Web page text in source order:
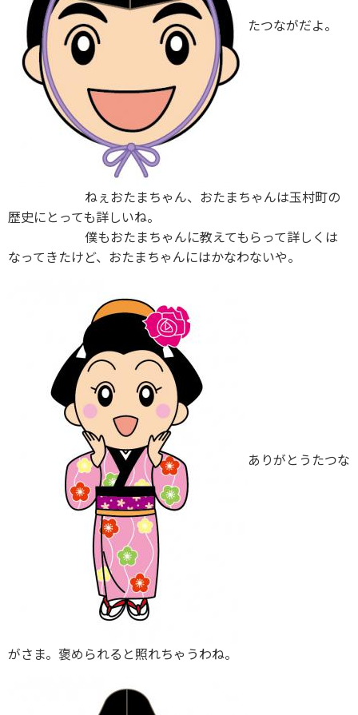
たつながだよ。
ねぇおたまちゃん、おたまちゃんは玉村町の
歴史にとっても詳しいね。
僕もおたまちゃんに教えてもらって詳しくは
なってきたけど、おたまちゃんにはかなわないや。
ありがとうたつな
がさま。褒められると照れちゃうわね。